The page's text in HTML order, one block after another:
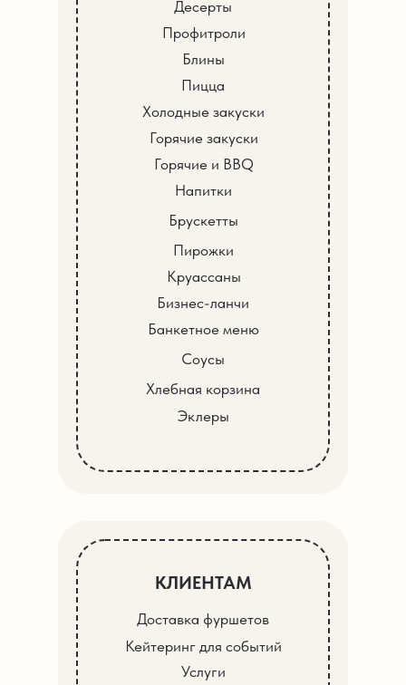
КЛИЕНТАМ
Доставка фуршетов
Кейтеринг для событий
Услуги
Десерты
Профитроли
Блины
Пицца
Холодные закуски
Горячие закуски
Горячие и BBQ
Напитки
Брускетты
Эклеры
Пирожки
Круассаны
Бизнес-ланчи
Банкетное меню
Хлебная корзина
Соусы